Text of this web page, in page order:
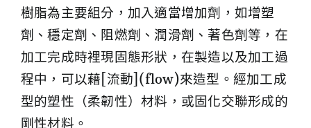
樹脂為主要組分，加入適當增加劑，如增塑
劑、穩定劑、阻燃劑、潤滑劑、著色劑等，在
加工完成時裡現固態形狀，在製造以及加工過
程中，可以藉[流動](flow)來造型。經加工成
型的塑性（柔韌性）材料，或固化交聯形成的
剛性材料。